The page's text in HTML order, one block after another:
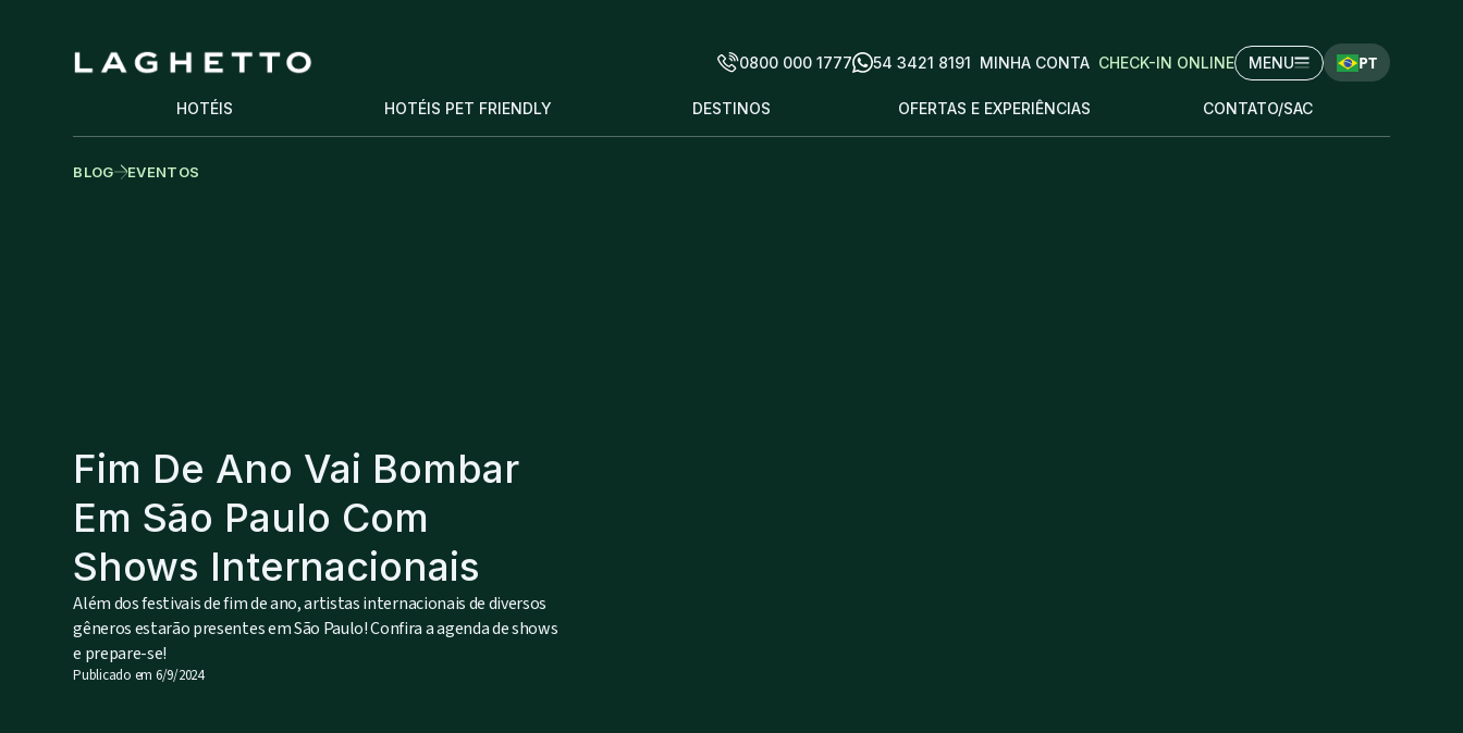
0800 000 1777 54 3421 8191 MINHA CONTA CHECK-IN ONLINE MENU PT
HOTÉIS HOTÉIS PET FRIENDLY DESTINOS OFERTAS E EXPERIÊNCIAS CONTATO/SAC
BLOG EVENTOS
Fim De Ano Vai Bombar
Em São Paulo Com
Shows Internacionais
Além dos festivais de fim de ano, artistas internacionais de diversos
gêneros estarão presentes em São Paulo! Confira a agenda de shows
e prepare-se!
Publicado em 6/9/2024